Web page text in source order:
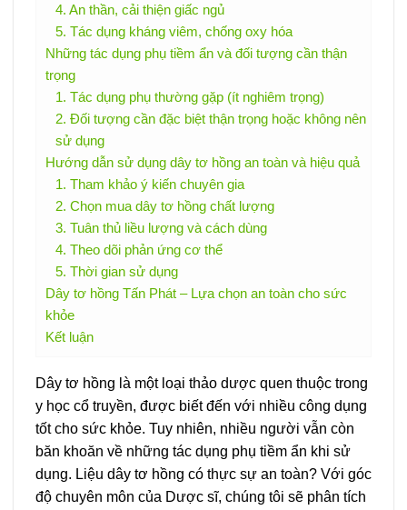
4. An thần, cải thiện giấc ngủ
5. Tác dụng kháng viêm, chống oxy hóa
Những tác dụng phụ tiềm ẩn và đối tượng cần thận
trọng
1. Tác dụng phụ thường gặp (ít nghiêm trọng)
2. Đối tượng cần đặc biệt thận trọng hoặc không nên
sử dụng
Hướng dẫn sử dụng dây tơ hồng an toàn và hiệu quả
1. Tham khảo ý kiến chuyên gia
2. Chọn mua dây tơ hồng chất lượng
3. Tuân thủ liều lượng và cách dùng
4. Theo dõi phản ứng cơ thể
5. Thời gian sử dụng
Dây tơ hồng Tấn Phát – Lựa chọn an toàn cho sức
khỏe
Kết luận
Dây tơ hồng là một loại thảo dược quen thuộc trong
y học cổ truyền, được biết đến với nhiều công dụng
tốt cho sức khỏe. Tuy nhiên, nhiều người vẫn còn
băn khoăn về những tác dụng phụ tiềm ẩn khi sử
dụng. Liệu dây tơ hồng có thực sự an toàn? Với góc
độ chuyên môn của Dược sĩ, chúng tôi sẽ phân tích